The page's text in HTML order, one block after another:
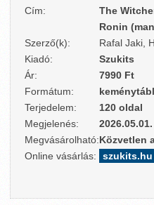
Cím:
The
Ronin
Szerző(k):
Rafal Jaki,
Kiadó:
Szukits
Ár:
7990 Ft
Formátum:
Terjedelem:
120 oldal
Megjelenés:
2026.05.01.
Megvásárolható:Közvetlen
Online vásárlás:
szukits.hu